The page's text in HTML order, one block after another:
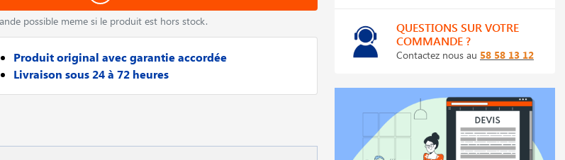
possible meme si le produit est hors stock.
Produit original avec garantie accordée
Livraison sous 24 à 72 heures
QUESTIONS SUR VOTRE
COMMANDE ?
Contactez nous au 58 58 13 12